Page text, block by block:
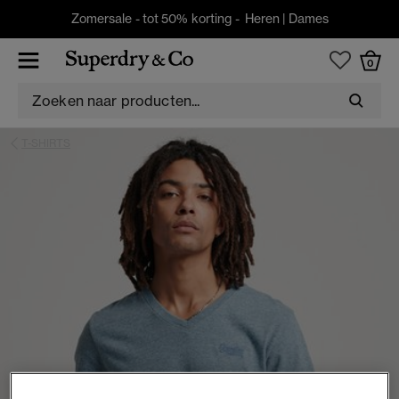
Zomersale - tot 50% korting - Heren | Dames
0